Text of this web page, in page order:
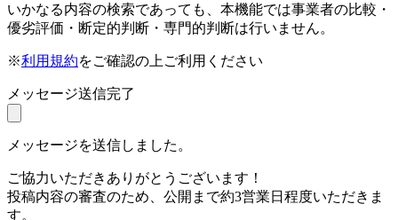
いかなる内容の検索であっても、本機能では事業者の比較・
優劣評価・断定的判断・専門的判断は行いません。
※利用規約をご確認の上ご利用ください
メッセージ送信完了
メッセージを送信しました。
ご協力いただきありがとうございます！
投稿内容の審査のため、公開まで約3営業日程度いただきま
す。